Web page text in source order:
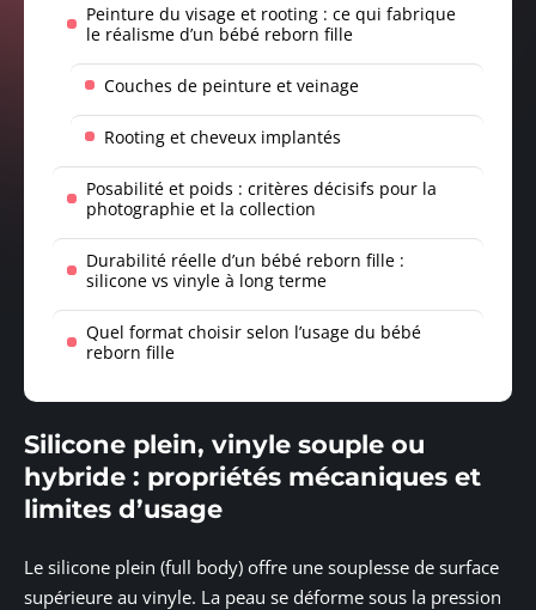
Peinture du visage et rooting : ce qui fabrique
le réalisme d’un bébé reborn fille
Couches de peinture et veinage
Rooting et cheveux implantés
Posabilité et poids : critères décisifs pour la
photographie et la collection
Durabilité réelle d’un bébé reborn fille :
silicone vs vinyle à long terme
Quel format choisir selon l’usage du bébé
reborn fille
Silicone plein, vinyle souple ou
hybride : propriétés mécaniques et
limites d’usage
Le silicone plein (full body) offre une souplesse de surface
supérieure au vinyle. La peau se déforme sous la pression